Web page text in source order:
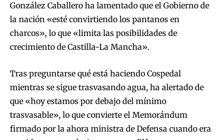
González Caballero ha lamentado que el Gobierno de
la nación «esté convirtiendo los pantanos en
charcos», lo que «limita las posibilidades de
crecimiento de Castilla-La Mancha».
Tras preguntarse qué está haciendo Cospedal
mientras se sigue trasvasando agua, ha alertado de
que «hoy estamos por debajo del mínimo
trasvasable», lo que convierte el Memorándum
firmado por la ahora ministra de Defensa cuando era